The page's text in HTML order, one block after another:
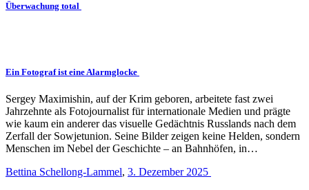
Überwachung total
Ein Fotograf ist eine Alarmglocke
Sergey Maximishin, auf der Krim geboren, arbeitete fast zwei
Jahrzehnte als Fotojournalist für internationale Medien und prägte
wie kaum ein anderer das visuelle Gedächtnis Russlands nach dem
Zerfall der Sowjetunion. Seine Bilder zeigen keine Helden, sondern
Menschen im Nebel der Geschichte – an Bahnhöfen, in…
Bettina Schellong-Lammel, 3. Dezember 2025